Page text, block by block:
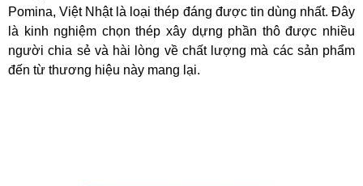
Pomina, Việt Nhật là loại thép đáng được tin dùng nhất. Đây
là kinh nghiệm chọn thép xây dựng phần thô được nhiều
người chia sẻ và hài lòng về chất lượng mà các sản phẩm
đến từ thương hiệu này mang lại.